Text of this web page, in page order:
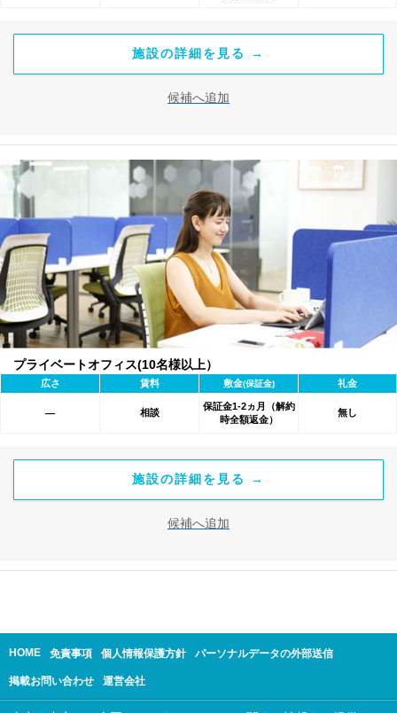
施設の詳細を見る →
候補へ追加
プライベートオフィス(10名様以上）
広さ 賃料 敷金(保証金) 礼金
― 相談
保証金1-2ヵ月（解約
時全額返金）
無し
施設の詳細を見る →
候補へ追加
HOME 免責事項 個人情報保護方針 パーソナルデータの外部送信
掲載お問い合わせ 運営会社